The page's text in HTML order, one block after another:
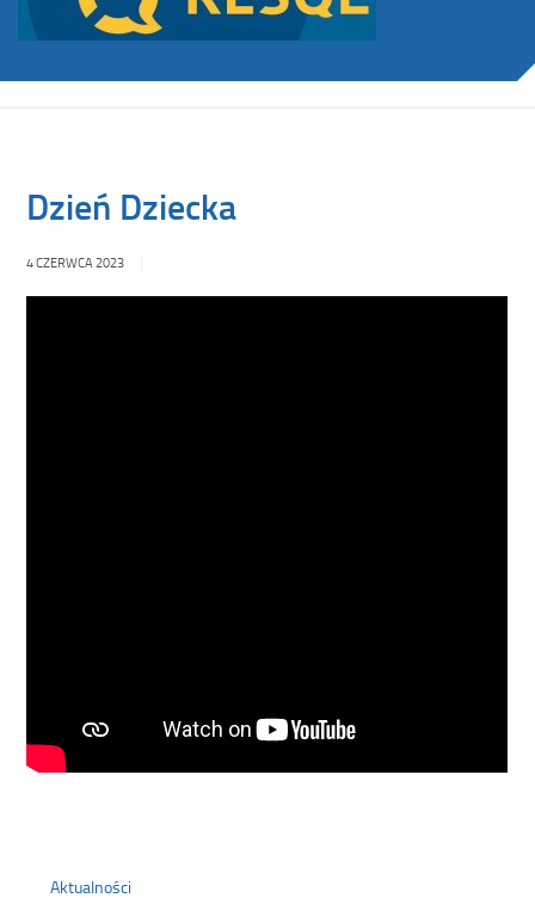
Dzień Dziecka
4 CZERWCA 2023
Aktualności